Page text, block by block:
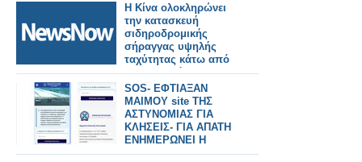
Η Κίνα ολοκληρώνει
την κατασκευή
σιδηροδρομικής
σήραγγας υψηλής
ταχύτητας κάτω από
τον ποταμό
Γιανγκτσέ.
SOS- ΕΦΤΙΑΞΑΝ
ΜΑΙΜΟΥ site ΤΗΣ
ΑΣΤΥΝΟΜΙΑΣ ΓΙΑ
ΚΛΗΣΕΙΣ- ΓΙΑ ΑΠΑΤΗ
ΕΝΗΜΕΡΩΝΕΙ Η
ΕΛ.ΑΣ.